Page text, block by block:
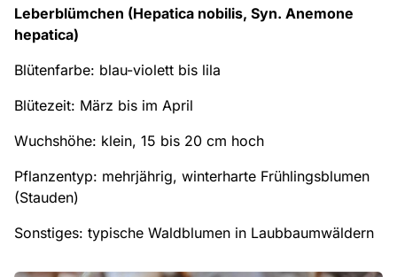
Leberblümchen (Hepatica nobilis, Syn. Anemone
hepatica)
Blütenfarbe: blau-violett bis lila
Blütezeit: März bis im April
Wuchshöhe: klein, 15 bis 20 cm hoch
Pflanzentyp: mehrjährig, winterharte Frühlingsblumen
(Stauden)
Sonstiges: typische Waldblumen in Laubbaumwäldern